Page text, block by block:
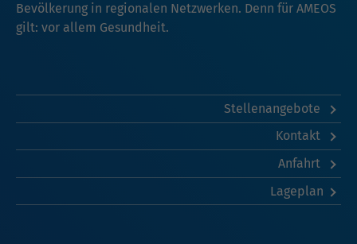
Bevölkerung in regionalen Netzwerken. Denn für AMEOS
gilt: vor allem Gesundheit.
Stellenangebote
Kontakt
Anfahrt
Lageplan